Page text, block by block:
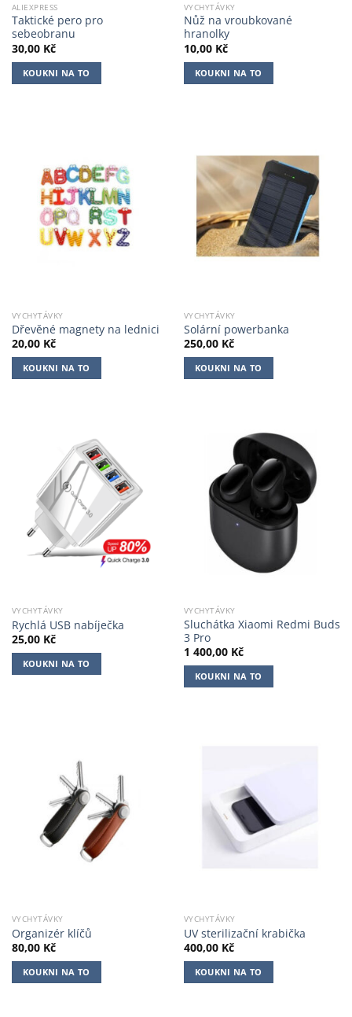
ALIEXPRESS
Taktické pero pro
sebeobranu
30,00 Kč
KOUKNI NA TO
VYCHYTÁVKY
Nůž na vroubkované
hranolky
10,00 Kč
KOUKNI NA TO
VYCHYTÁVKY
Dřevěné magnety na lednici
20,00 Kč
KOUKNI NA TO
VYCHYTÁVKY
Solární powerbanka
250,00 Kč
KOUKNI NA TO
VYCHYTÁVKY
Rychlá USB nabíječka
25,00 Kč
KOUKNI NA TO
VYCHYTÁVKY
Sluchátka Xiaomi Redmi Buds
3 Pro
1 400,00 Kč
KOUKNI NA TO
VYCHYTÁVKY
Organizér klíčů
80,00 Kč
KOUKNI NA TO
VYCHYTÁVKY
UV sterilizační krabička
400,00 Kč
KOUKNI NA TO